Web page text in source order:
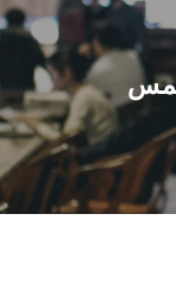
عن الجامعة
القطاعـات
الشئون الأكاديمية
البحث العلمي